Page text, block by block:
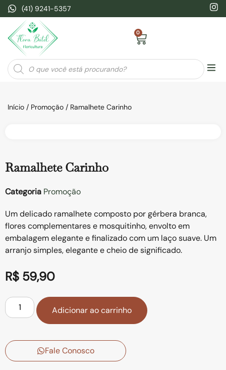
(41) 9241-5357
0
Início / Promoção / Ramalhete Carinho
Ramalhete Carinho
Categoria Promoção
Um delicado ramalhete composto por gérbera branca,
flores complementares e mosquitinho, envolto em
embalagem elegante e finalizado com um laço suave. Um
arranjo simples, elegante e cheio de significado.
R$ 59,90
Adicionar ao carrinho
Fale Conosco